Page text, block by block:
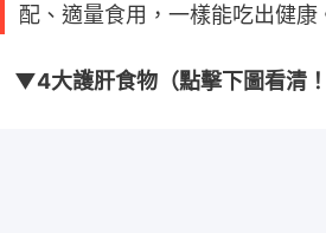
配、適量食用，一樣能吃出健康
▼4大護肝食物（點擊下圖看清！